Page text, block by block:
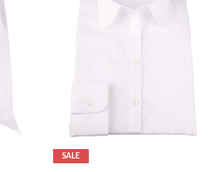
SALE